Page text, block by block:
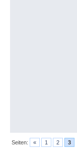
Seiten: « 1 2 3